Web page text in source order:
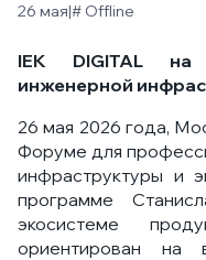
26 мая|# Offline
IEK DIGITAL на
инженерной
26 мая 2026 года,
Форуме для
инфраструктуры и
программе
экосистеме
ориентирован на